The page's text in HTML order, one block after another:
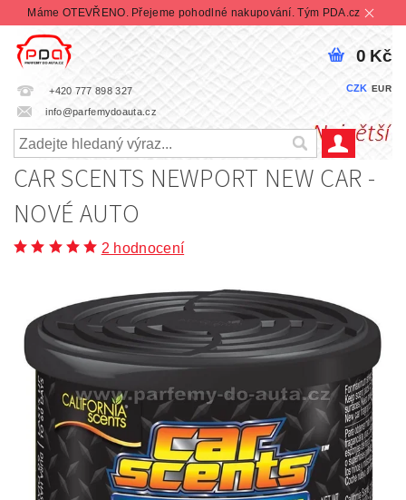
Máme OTEVŘENO. Přejeme pohodlné nakupování. Tým PDA.cz
+420 777 898 327
info@parfemydoauta.cz
CZK EUR
0 Kč
CAR SCENTS NEWPORT NEW CAR -
NOVÉ AUTO
2 hodnocení